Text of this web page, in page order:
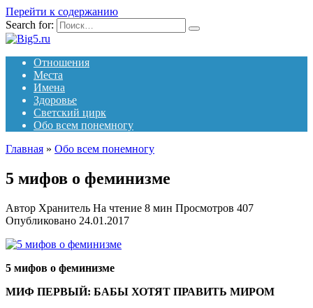
Перейти к содержанию
Search for:
Отношения
Места
Имена
Здоровье
Светский цирк
Обо всем понемногу
Главная » Обо всем понемногу
5 мифов о феминизме
Автор Хранитель На чтение 8 мин Просмотров 407
Опубликовано 24.01.2017
5 мифов о феминизме
МИФ ПЕРВЫЙ: БАБЫ ХОТЯТ ПРАВИТЬ МИРОМ